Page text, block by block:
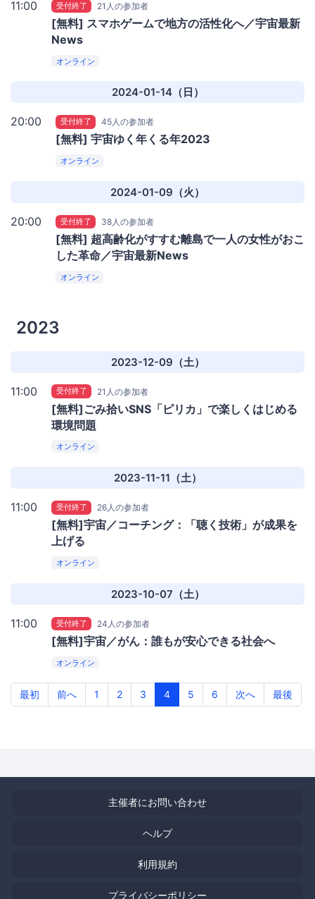
11:00 受付終了 21人の参加者
[無料] スマホゲームで地方の活性化へ／宇宙最新
News
オンライン
2024-01-14（日）
20:00 受付終了 45人の参加者
[無料] 宇宙ゆく年くる年2023
オンライン
2024-01-09（火）
20:00 受付終了 38人の参加者
[無料] 超高齢化がすすむ離島で一人の女性がおこ
した革命／宇宙最新News
オンライン
2023
2023-12-09（土）
11:00 受付終了 21人の参加者
[無料]ごみ拾いSNS「ピリカ」で楽しくはじめる
環境問題
オンライン
2023-11-11（土）
11:00 受付終了 26人の参加者
[無料]宇宙／コーチング：「聴く技術」が成果を
上げる
オンライン
2023-10-07（土）
11:00 受付終了 24人の参加者
[無料]宇宙／がん：誰もが安心できる社会へ
オンライン
最初 前へ 1 2 3 4 5 6 次へ 最後
主催者にお問い合わせ
ヘルプ
利用規約
プライバシーポリシー